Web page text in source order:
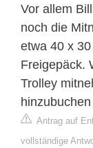
Vor allem
noch die
etwa 40 x
Freigepäck.
Trolley
Antrag auf
vollständige